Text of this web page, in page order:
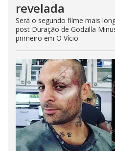
revelada
Será o segundo filme mais
post Duração de Godzilla
primeiro em O Vício.